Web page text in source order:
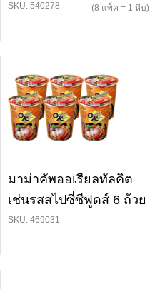
SKU: 540278 (8 แพ็ค = 1 หีบ)
มาม่าคัพออเรียลทัลคิต
เช่นรสสไปซี่ซีฟูดส์ 6 ถ้วย
SKU: 469031